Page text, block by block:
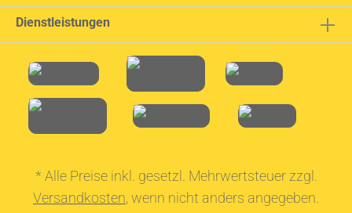
Dienstleistungen
* Alle Preise inkl. gesetzl. Mehrwertsteuer zzgl.
Versandkosten, wenn nicht anders angegeben.